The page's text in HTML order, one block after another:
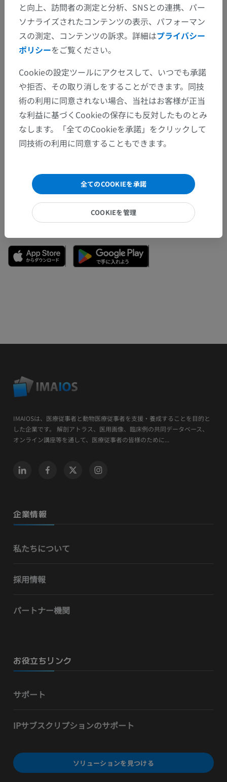
下位構造：この解剖学的部位には下位構造がありま
せん
翻訳
間違いを発見しましたか？
修正や翻訳、内容の改善の提案がありましたらどう
問題を報告
アプリを入手
IMAIOSは、医療従事者と動物医療従事者を支援・養成することを目的と
した企業です。 解剖アトラス、医用画像、臨床例の共同データベース、
オンライン講座等を通して、医療従事者の皆様のために...
企業情報
私たちについて
採用情報
パートナー機関
お役立ちリンク
サポート
IPサブスクリプションのサポート
ソリューションを見つける
と向上、訪問者の測定と分析、SNSとの連携、パー
ソナライズされたコンテンツの表示、パフォーマン
スの測定、コンテンツの訴求。詳細はプライバシー
ポリシーをご覧ください。
Cookieの設定ツールにアクセスして、いつでも承諾
や拒否、その取り消しをすることができます。同技
術の利用に同意されない場合、当社はお客様が正当
な利益に基づくCookieの保存にも反対したものとみ
なします。「全てのCookieを承諾」をクリックして
同技術の利用に同意することもできます。
全てのCOOKIEを承諾
COOKIEを管理